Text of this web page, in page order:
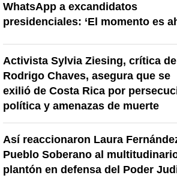
WhatsApp a excandidatos
presidenciales: ‘El momento es
Activista Sylvia Ziesing, crítica de
Rodrigo Chaves, asegura que se
exilió de Costa Rica por
política y amenazas de muerte
Así reaccionaron Laura
Pueblo Soberano al
plantón en defensa del Poder